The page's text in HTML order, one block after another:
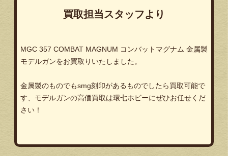
買取担当スタッフより
MGC 357 COMBAT MAGNUM コンバットマグナム 金属製
モデルガンをお買取りいたしました。
金属製のものでもsmg刻印があるものでしたら買取可能で
す、モデルガンの高価買取は環七ホビーにぜひお任せくだ
さい！